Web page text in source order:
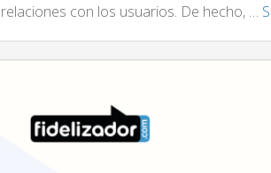
relaciones con los usuarios. De hecho, …